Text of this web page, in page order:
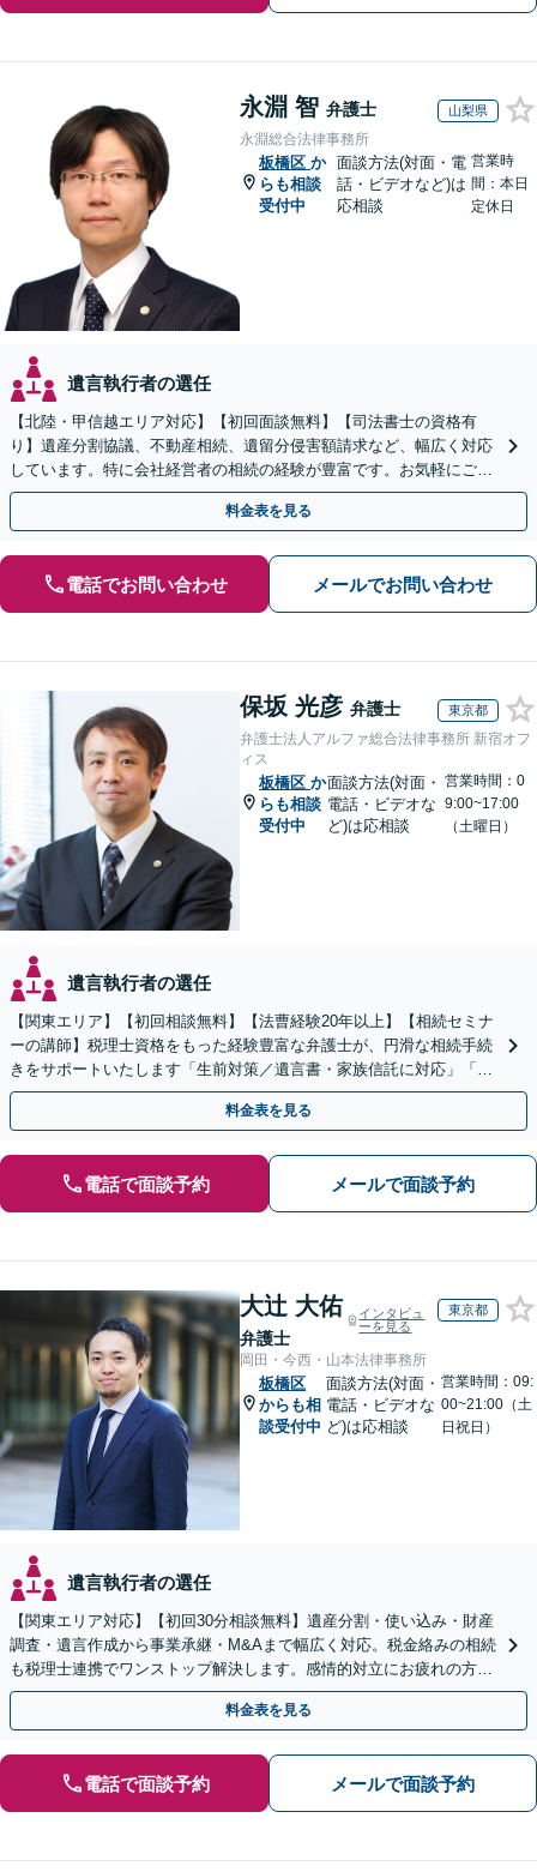
永淵 智 弁護士 山梨県
永淵総合法律事務所
板橋区 か
らも相談
受付中
面談方法(対面・電
話・ビデオなど)は
応相談
営業時
間：本日
定休日
遺言執行者の選任
【北陸・甲信越エリア対応】【初回面談無料】【司法書士の資格有
り】遺産分割協議、不動産相続、遺留分侵害額請求など、幅広く対応
しています。特に会社経営者の相続の経験が豊富です。お気軽にご相
談ください。【休日・夜間面談可】【オンライン面談可】
料金表を見る
電話でお問い合わせ メールでお問い合わせ
保坂 光彦 弁護士 東京都
弁護士法人アルファ総合法律事務所 新宿オフ
ィス
板橋区 か
らも相談
受付中
面談方法(対面・
電話・ビデオな
ど)は応相談
営業時間：0
9:00~17:00
（土曜日）
遺言執行者の選任
【関東エリア】【初回相談無料】【法曹経験20年以上】【相続セミナ
ーの講師】税理士資格をもった経験豊富な弁護士が、円滑な相続手続
きをサポートいたします「生前対策／遺言書・家族信託に対応」「遺
産整理業務の代行あり」【電話相談】
料金表を見る
電話で面談予約 メールで面談予約
大辻 大佑
弁護士
インタビュ
ーを見る
東京都
岡田・今西・山本法律事務所
板橋区
からも相
談受付中
面談方法(対面・
電話・ビデオな
ど)は応相談
営業時間：09:
00~21:00（土
日祝日）
遺言執行者の選任
【関東エリア対応】【初回30分相談無料】遺産分割・使い込み・財産
調査・遺言作成から事業承継・M&Aまで幅広く対応。税金絡みの相続
も税理士連携でワンストップ解決します。感情的対立にお疲れの方や
紛争予防をご検討の方も、お気軽にご相談ください。
料金表を見る
電話で面談予約 メールで面談予約